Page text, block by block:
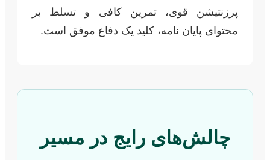
پرزنتیشن قوی، تمرین کافی و تسلط بر
محتوای پایان نامه، کلید یک دفاع موفق است.
چالش‌های رایج در مسیر